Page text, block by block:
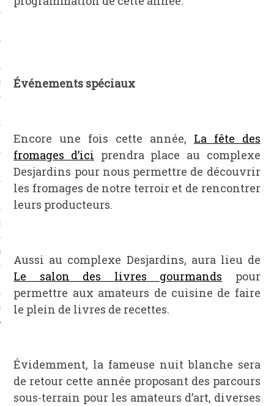
& FRUITS DE MER
UNIS
Événements spéciaux
Encore une fois cette année, La fête des
fromages d’ici prendra place au complexe
Desjardins pour nous permettre de découvrir
les fromages de notre terroir et de rencontrer
leurs producteurs.
Aussi au complexe Desjardins, aura lieu de
Le salon des livres gourmands pour
permettre aux amateurs de cuisine de faire
le plein de livres de recettes.
Évidemment, la fameuse nuit blanche sera
de retour cette année proposant des parcours
sous-terrain pour les amateurs d’art, diverses